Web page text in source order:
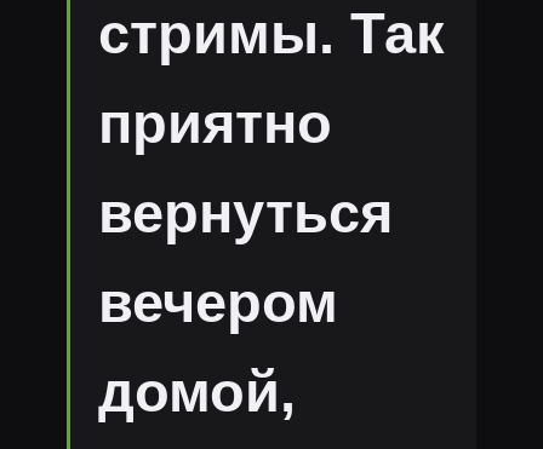
стримы. Так
приятно
вернуться
вечером
домой,